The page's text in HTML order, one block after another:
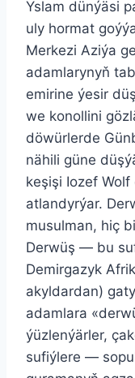
Yslam dünýäsi
uly hormat
Merkezi Aziýa
adamlarynyň
emirine ýesir
we konollini
döwürlerde
nähili güne
keşişi Iozef
atlandyrýar.
musulman, hiç
Derwüş — bu
Demirgazyk
akyldardan)
adamlara
ýüzlenýärler,
sufiýlere —